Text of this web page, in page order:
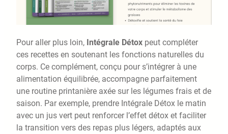
Pour aller plus loin, Intégrale Détox peut compléter
ces recettes en soutenant les fonctions naturelles du
corps. Ce complément, conçu pour s’intégrer à une
alimentation équilibrée, accompagne parfaitement
une routine printanière axée sur les légumes frais et de
saison. Par exemple, prendre Intégrale Détox le matin
avec un jus vert peut renforcer l’effet détox et faciliter
la transition vers des repas plus légers, adaptés aux